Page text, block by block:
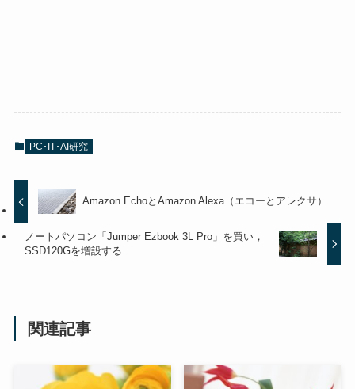
PC･IT･AI研究
Amazon EchoとAmazon Alexa（エコーとアレクサ）
ノートパソコン「Jumper Ezbook 3L Pro」を買い，
SSD120Gを増設する
関連記事